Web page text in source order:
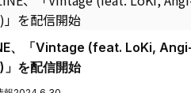
、「Vintage (feat. LoKi,
」を配信開始